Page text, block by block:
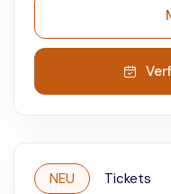
NEU Tickets